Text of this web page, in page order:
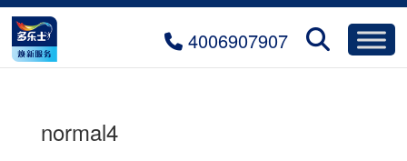
4006907907
normal4